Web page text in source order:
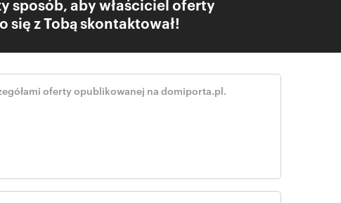
sposób, aby właściciel oferty
się z Tobą skontaktował!